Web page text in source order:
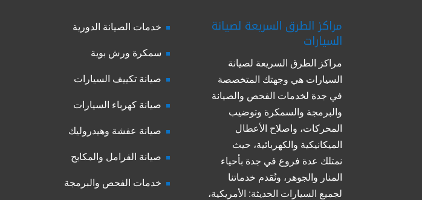
مراكز الطرق السريعة لصيانة
السيارات
مراكز الطرق السريعة لصيانة
السيارات هي وجهتك المتخصصة
في جدة لخدمات الفحص والصيانة
والبرمجة والسمكرة وتوضيب
المحركات، واصلاح الأعطال
الميكانيكية والكهربائية، حيث
نمتلك عدة فروع في جدة بأحياء
المنار والجوهر، ونُقدم خدماتنا
لجميع السيارات الحديثة: الأمريكية،
خدمات الصيانة الدورية
سمكرة ورش بوية
صيانة تكييف السيارات
صيانة كهرباء السيارات
صيانة عفشة وهيدروليك
صيانة الفرامل والمكابح
خدمات الفحص والبرمجة